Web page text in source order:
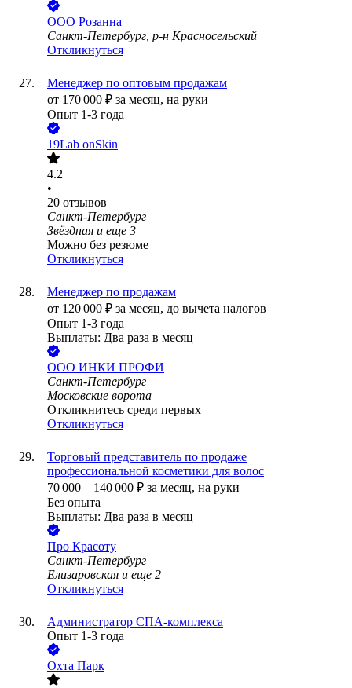
ООО Розанна
Санкт-Петербург, р-н Красносельский
Откликнуться
Менеджер по оптовым продажам
от 170 000 ₽ за месяц, на руки
Опыт 1-3 года
19Lab onSkin
4.2
•
20 отзывов
Санкт-Петербург
Звёздная и еще 3
Можно без резюме
Откликнуться
Менеджер по продажам
от 120 000 ₽ за месяц, до вычета налогов
Опыт 1-3 года
Выплаты: Два раза в месяц
ООО ИНКИ ПРОФИ
Санкт-Петербург
Московские ворота
Откликнитесь среди первых
Откликнуться
Торговый представитель по продаже
профессиональной косметики для волос
70 000 – 140 000 ₽ за месяц, на руки
Без опыта
Выплаты: Два раза в месяц
Про Красоту
Санкт-Петербург
Елизаровская и еще 2
Откликнуться
Администратор СПА-комплекса
Опыт 1-3 года
Охта Парк